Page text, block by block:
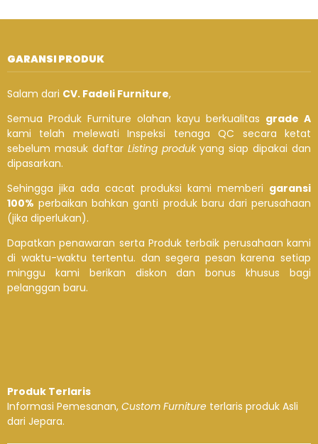
GARANSI PRODUK
Salam dari CV. Fadeli Furniture,
Semua Produk Furniture olahan kayu berkualitas grade A
kami telah melewati Inspeksi tenaga QC secara ketat
sebelum masuk daftar Listing produkyang siap dipakai dan
dipasarkan.
Sehingga jika ada cacat produksi kami memberi garansi
100% perbaikan bahkan ganti produk baru dari perusahaan
(jika diperlukan).
Dapatkan penawaran serta Produk terbaik perusahaan kami
di waktu-waktu tertentu. dan segera pesan karena setiap
minggu kami berikan diskon dan bonus khusus bagi
pelanggan baru.
Produk Terlaris
Informasi Pemesanan, Custom Furniture terlaris produk Asli
dari Jepara.